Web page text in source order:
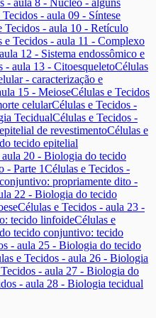
Tecidos - aula 09 - Síntese
Tecidos - aula 10 - Retículo
e Tecidos - aula 11 - Complexo
12 - Sistema endossômico e
- aula 13 - CitoesqueletoCélulas
- caracterização e
15 - MeioseCélulas e Tecidos
celularCélulas e Tecidos -
TecidualCélulas e Tecidos -
de revestimentoCélulas e
tecido epitelial
20 - Biologia do tecido
- Parte 1Células e Tecidos -
propriamente dito -
22 - Biologia do tecido
Células e Tecidos - aula 23 -
tecido linfoideCélulas e
tecido conjuntivo: tecido
- aula 25 - Biologia do tecido
e Tecidos - aula 26 - Biologia
- aula 27 - Biologia do
- aula 28 - Biologia tecidual